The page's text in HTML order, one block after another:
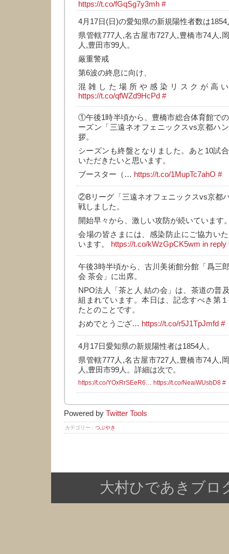
https://t.co/fGqSg7y3mh #
4月17日(日)の愛知県の新規陽性者数は1854
県管轄777人,名古屋市727人,豊橋市74人,
人,豊田市99人。
厳重警戒
第6波の終息に向け、
混雑した場所や感染リスクが高
https://t.co/qfWZd9HcPd #
①午後1時半頃から、豊橋市総合体育館で
ーズン「三遠ネオフェニックスvs京都ハ
拶。
シーズンも終盤となりました。あと10試
いただきたいと思います。
ブースター（… https://t.co/1MupTc7ahO #
②Bリーグ「三遠ネオフェニックスvs京都
戦しました。
開始早々から、激しい攻防が続いています
会場の皆さまには、感染防止にご協力い
います。
https://t.co/kWzGpCK5wm in reply
午後3時半頃から、古川美術館分館「爲三
会 茶会」に出席。
NPO法人「茶と人 結の会」は、茶道の普
組まれています。本日は、記念すべき第
たとのことです。
おめでとうござ… https://t.co/r5J1TpJmfd #
4月17日愛知県の新規陽性者は1854人。
県管轄777人,名古屋市727人,豊橋市74人,
人,豊田市99人。詳細は次で。
https://t.co/YOxRrSEeR6… https://t.co/NeaiWUsbD8 #
Powered by Twitter Tools
カテゴリー : つぶやき
大村ひであきブロ